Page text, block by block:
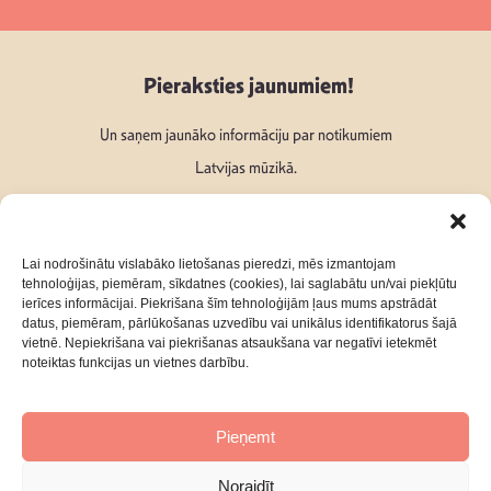
Lai nodrošinātu vislabāko lietošanas pieredzi, mēs izmantojam
tehnoloģijas, piemēram, sīkdatnes (cookies), lai saglabātu un/vai piekļūtu
ierīces informācijai. Piekrišana šīm tehnoloģijām ļaus mums apstrādāt
datus, piemēram, pārlūkošanas uzvedību vai unikālus identifikatorus šajā
vietnē. Nepiekrišana vai piekrišanas atsaukšana var negatīvi ietekmēt
noteiktas funkcijas un vietnes darbību.
Pieņemt
Noraidīt
Pieraksties jaunumiem!
Un saņem jaunāko informāciju par notikumiem
Latvijas mūzikā.
Seko mums:
Par mumsKontakti